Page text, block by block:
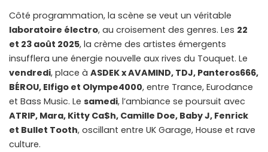
Côté programmation, la scène se veut un véritable
laboratoire électro, au croisement des genres. Les 22
et 23 août 2025, la crème des artistes émergents
insufflera une énergie nouvelle aux rives du Touquet. Le
vendredi, place à ASDEK x AVAMIND, TDJ, Panteros666,
BÉROU, Elfigo et Olympe4000, entre Trance, Eurodance
et Bass Music. Le samedi, l’ambiance se poursuit avec
ATRIP, Mara, Kitty Ca$h, Camille Doe, Baby J, Fenrick
et Bullet Tooth, oscillant entre UK Garage, House et rave
culture.